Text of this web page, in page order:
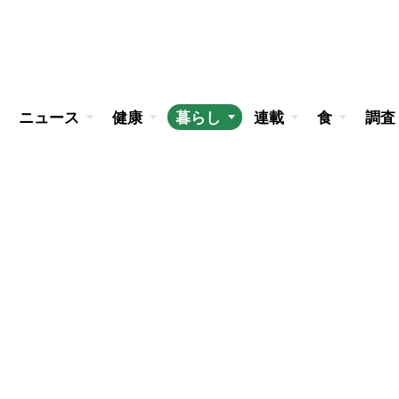
ニュース 健康 暮らし 連載 食 調査